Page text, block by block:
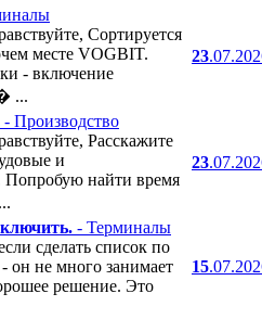
Сортируется
месте VOGBIT.
- включение
...
23
- Производство
Расскажите
и
Попробую найти время
23
- Терминалы
сделать список по
он не много занимает
решение. Это
15